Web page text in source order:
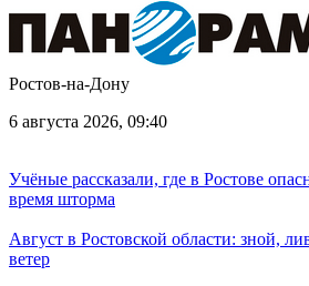
Ростов-на-Дону
6 августа 2026, 09:40
Учёные рассказали, где в Ростове
время шторма
Август в Ростовской области: зной,
ветер